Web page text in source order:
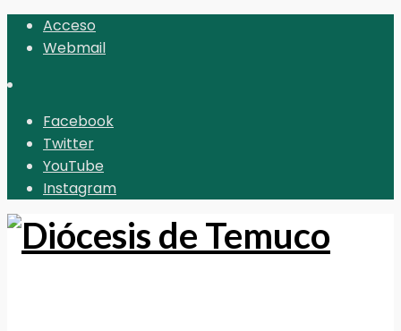
Acceso
Webmail
Facebook
Twitter
YouTube
Instagram